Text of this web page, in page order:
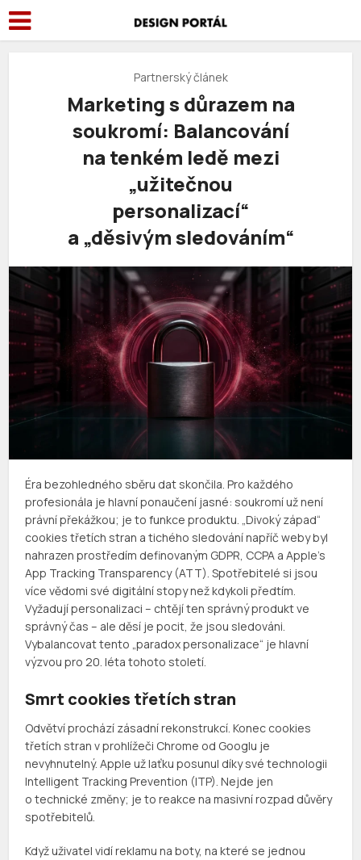
Partnerský článek
Marketing s důrazem na
soukromí: Balancování
na tenkém ledě mezi
„užitečnou
personalizací“
a „děsivým sledováním“
Éra bezohledného sběru dat skončila. Pro každého
profesionála je hlavní ponaučení jasné: soukromí už není
právní překážkou; je to funkce produktu. „Divoký západ“
cookies třetích stran a tichého sledování napříč weby byl
nahrazen prostředím definovaným GDPR, CCPA a Apple’s
App Tracking Transparency (ATT). Spotřebitelé si jsou
více vědomi své digitální stopy než kdykoli předtím.
Vyžadují personalizaci – chtějí ten správný produkt ve
správný čas – ale děsí je pocit, že jsou sledováni.
Vybalancovat tento „paradox personalizace“ je hlavní
výzvou pro 20. léta tohoto století.
Smrt cookies třetích stran
Odvětví prochází zásadní rekonstrukcí. Konec cookies
třetích stran v prohlížeči Chrome od Googlu je
nevyhnutelný. Apple už laťku posunul díky své technologii
Intelligent Tracking Prevention (ITP). Nejde jen
o technické změny; je to reakce na masivní rozpad důvěry
spotřebitelů.
Když uživatel vidí reklamu na boty, na které se jednou